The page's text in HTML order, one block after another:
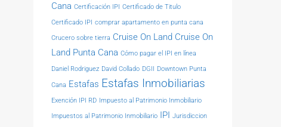
Cana Certificación IPI Certificado de Titulo
Certificado IPI comprar apartamento en punta cana
Crucero sobre tierra Cruise On Land Cruise On
Land Punta Cana Cómo pagar el IPI en línea
Daniel Rodriguez David Collado DGII Downtown Punta
Cana Estafas Estafas Inmobiliarias
Exención IPI RD Impuesto al Patrimonio Inmobiliario
Impuestos al Patrimonio Inmobiliario IPI Jurisdiccion